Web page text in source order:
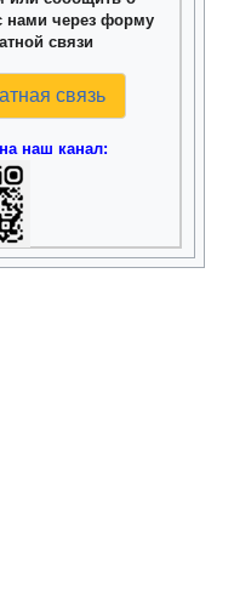
нами через форму
связи
связь
наш канал: